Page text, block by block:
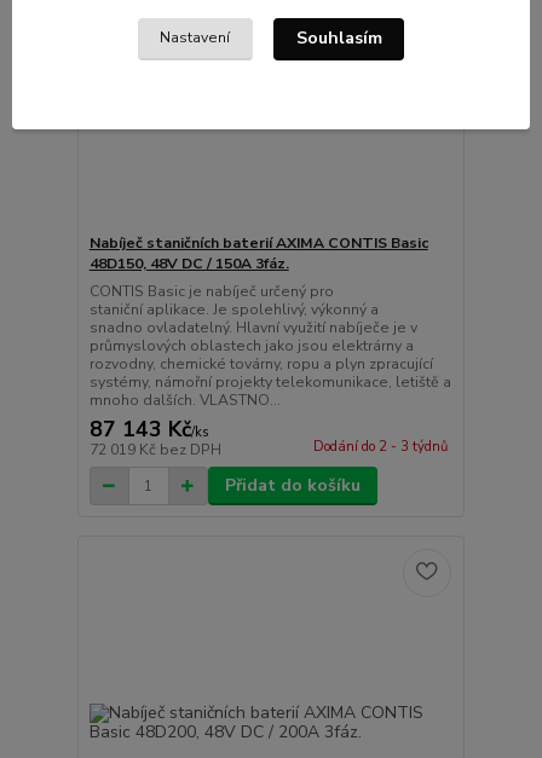
Nabíječ staničních baterií AXIMA CONTIS Basic
48D150, 48V DC / 150A 3fáz.
CONTIS Basic je nabíječ určený pro
staniční aplikace. Je spolehlivý, výkonný a
snadno ovladatelný. Hlavní využití nabíječe je v
průmyslových oblastech jako jsou elektrárny a
rozvodny, chemické továrny, ropu a plyn zpracující
systémy, námořní projekty telekomunikace, letiště a
mnoho dalších. VLASTNO...
87 143 Kč/ks
72 019 Kč bez DPH Dodání do 2 - 3 týdnů
Přidat do košíku
Nastavení Souhlasím